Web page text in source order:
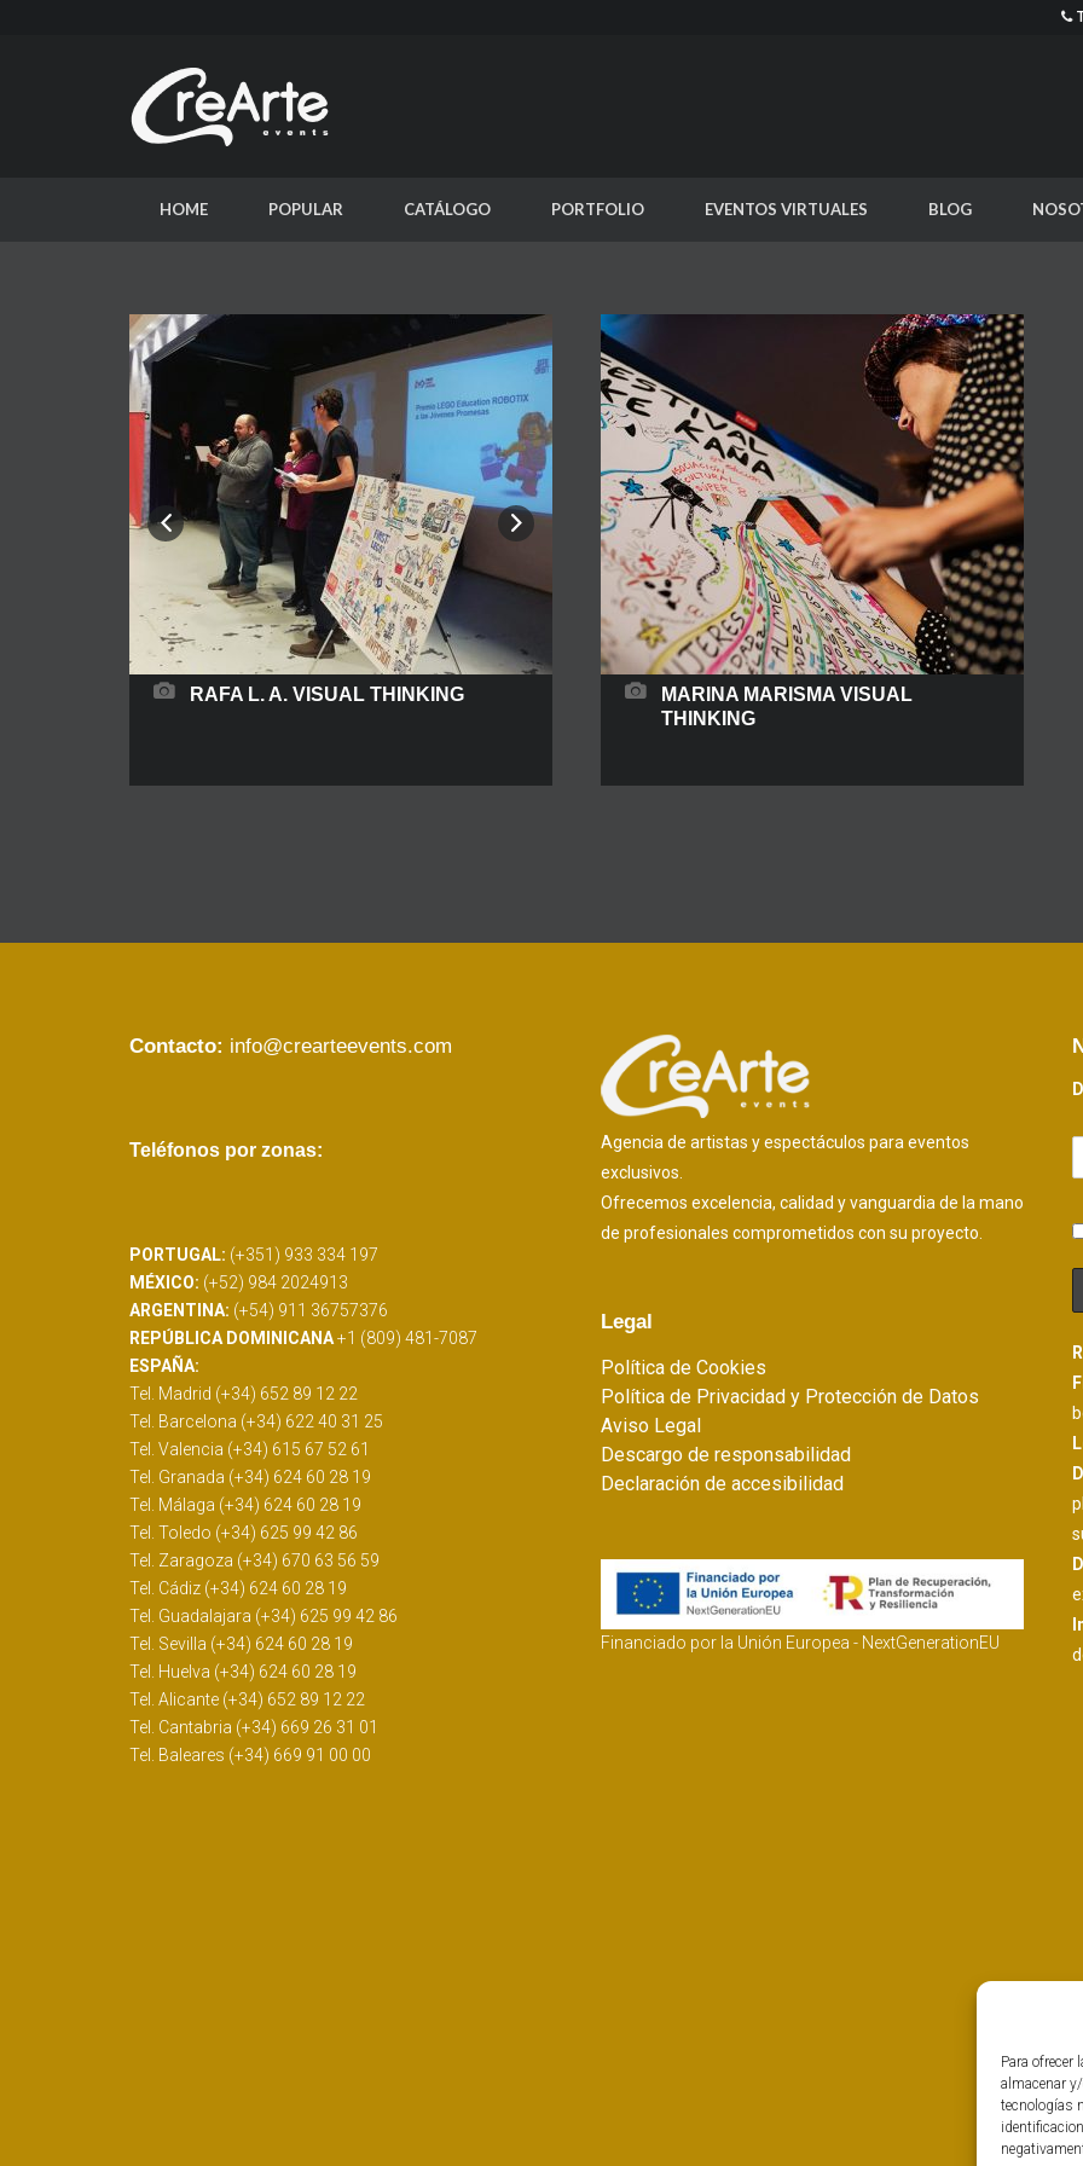
Para
almacenar
tecnologías
HOME POPULAR CATÁLOGO PORTFOLIO EVENTOS VIRTUALES BLOG
RAFA L. A. VISUAL THINKING
READ MORE
MARINA MARISMA VISUAL
THINKING
siempre han sido para ella no solo una pasión,
sino una herramienta
READ MORE
Contacto: info@crearteevents.com
Teléfonos por zonas:
PORTUGAL: (+351) 933 334 197
MÉXICO: (+52) 984 2024913
ARGENTINA: (+54) 911 36757376
REPÚBLICA DOMINICANA+1 (809) 481-7087
ESPAÑA:
Tel. Madrid (+34) 652 89 12 22
Tel. Barcelona (+34) 622 40 31 25
Tel. Valencia (+34) 615 67 52 61
Tel. Granada (+34) 624 60 28 19
Tel. Málaga (+34) 624 60 28 19
Tel. Toledo (+34) 625 99 42 86
Tel. Zaragoza (+34) 670 63 56 59
Tel. Cádiz (+34) 624 60 28 19
Tel. Guadalajara (+34) 625 99 42 86
Tel. Sevilla (+34) 624 60 28 19
Tel. Huelva (+34) 624 60 28 19
Tel. Alicante (+34) 652 89 12 22
Tel. Cantabria (+34) 669 26 31 01
Tel. Baleares (+34) 669 91 00 00
Agencia de artistas y espectáculos para eventos
exclusivos.
Ofrecemos excelencia, calidad y vanguardia de la mano
de profesionales comprometidos con su proyecto.
Legal
Política de Cookies
Política de Privacidad y Protección de Datos
Aviso Legal
Descargo de responsabilidad
Declaración de accesibilidad
Financiado por la Unión Europea - NextGenerationEU